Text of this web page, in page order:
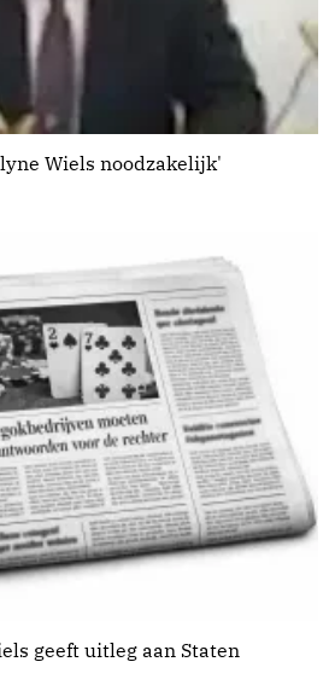
Wiels noodzakelijk'
geeft uitleg aan Staten